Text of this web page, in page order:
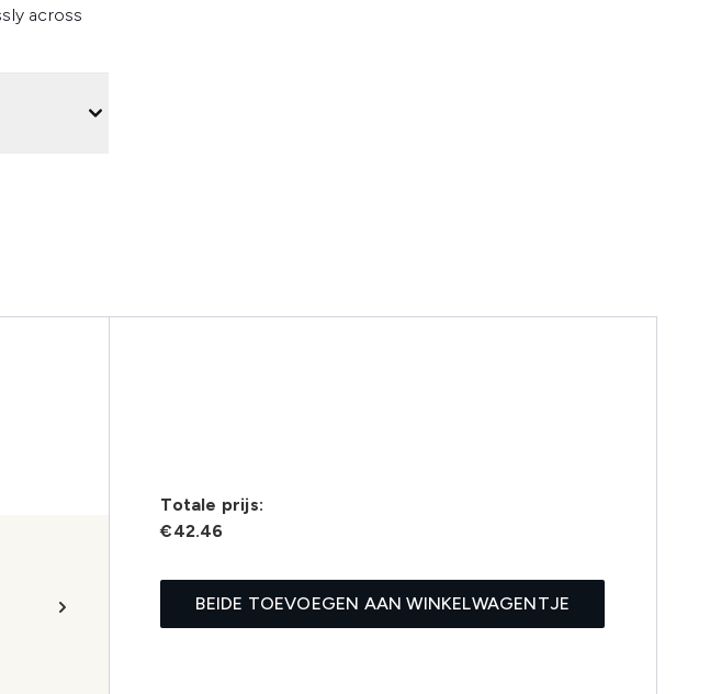
across
Totale prijs:
€42.46
BEIDE TOEVOEGEN AAN WINKELWAGENTJE